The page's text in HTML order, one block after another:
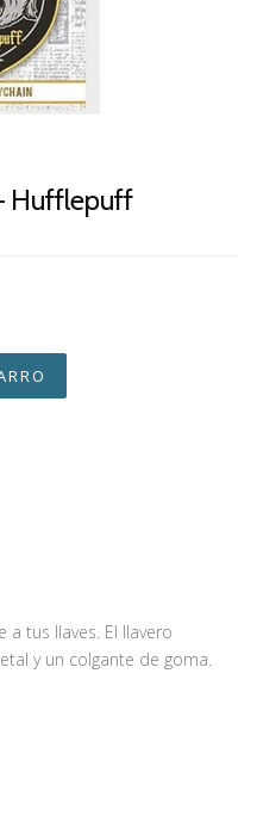
Hufflepuff
tus llaves. El llavero
y un colgante de goma.